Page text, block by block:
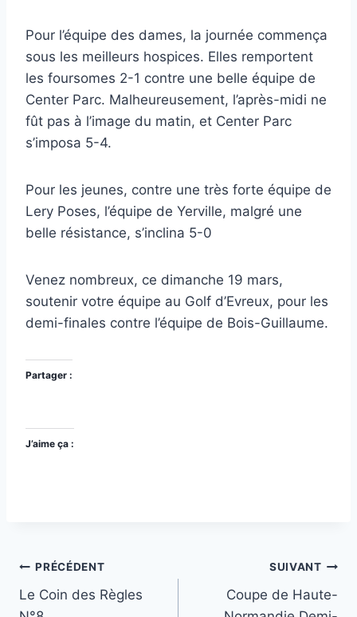
Pour l’équipe des dames, la journée commença
sous les meilleurs hospices. Elles remportent
les foursomes 2-1 contre une belle équipe de
Center Parc. Malheureusement, l’après-midi ne
fût pas à l’image du matin, et Center Parc
s’imposa 5-4.
Pour les jeunes, contre une très forte équipe de
Lery Poses, l’équipe de Yerville, malgré une
belle résistance, s’inclina 5-0
Venez nombreux, ce dimanche 19 mars,
soutenir votre équipe au Golf d’Evreux, pour les
demi-finales contre l’équipe de Bois-Guillaume.
Partager :
J’aime ça :
Navigation
de
PRÉCÉDENT
Le Coin des Règles
SUIVANT
Coupe de Haute-